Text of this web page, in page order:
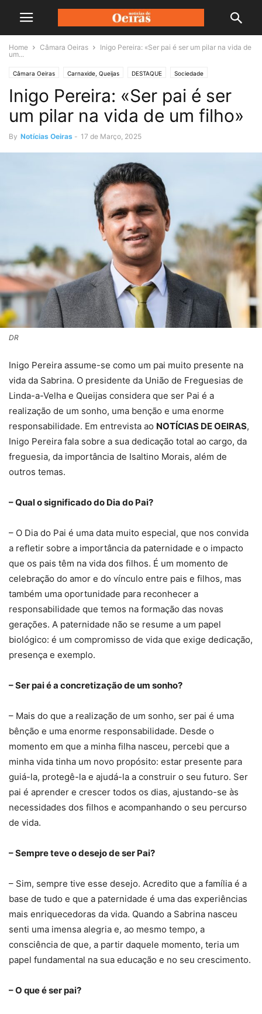
Home Câmara Oeiras
Inigo Pereira: «Ser pai é ser um pilar na vida de
um...
Câmara Oeiras Carnaxide, Queijas DESTAQUE Sociedade
Inigo Pereira: «Ser pai é ser
um pilar na vida de um filho»
By Notícias Oeiras - 17 de Março, 2025
DR
Inigo Pereira assume-se como um pai muito presente na
vida da Sabrina. O presidente da União de Freguesias de
Linda-a-Velha e Queijas considera que ser Pai é a
realização de um sonho, uma benção e uma enorme
responsabilidade. Em entrevista ao NOTÍCIAS DE OEIRAS,
Inigo Pereira fala sobre a sua dedicação total ao cargo, da
freguesia, da importância de Isaltino Morais, além de
outros temas.
– Qual o significado do Dia do Pai?
– O Dia do Pai é uma data muito especial, que nos convida
a refletir sobre a importância da paternidade e o impacto
que os pais têm na vida dos filhos. É um momento de
celebração do amor e do vínculo entre pais e filhos, mas
também uma oportunidade para reconhecer a
responsabilidade que temos na formação das novas
gerações. A paternidade não se resume a um papel
biológico: é um compromisso de vida que exige dedicação,
presença e exemplo.
– Ser pai é a concretização de um sonho?
– Mais do que a realização de um sonho, ser pai é uma
bênção e uma enorme responsabilidade. Desde o
momento em que a minha filha nasceu, percebi que a
minha vida tinha um novo propósito: estar presente para
guiá-la, protegê-la e ajudá-la a construir o seu futuro. Ser
pai é aprender e crescer todos os dias, ajustando-se às
necessidades dos filhos e acompanhando o seu percurso
de vida.
– Sempre teve o desejo de ser Pai?
– Sim, sempre tive esse desejo. Acredito que a família é a
base de tudo e que a paternidade é uma das experiências
mais enriquecedoras da vida. Quando a Sabrina nasceu
senti uma imensa alegria e, ao mesmo tempo, a
consciência de que, a partir daquele momento, teria um
papel fundamental na sua educação e no seu crescimento.
– O que é ser pai?